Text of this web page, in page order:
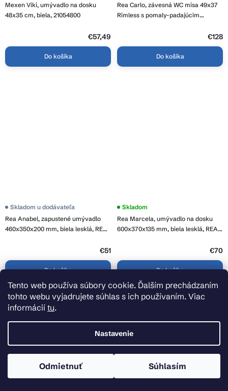
Tento web používa súbory cookie. Ďalším prechádzaním
tohto webu vyjadrujete súhlas s ich používaním. Viac
informácií tu.
Nastavenie
Odmietnuť Súhlasím
Mexen Viki, umývadlo na dosku
48x35 cm, biela, 21054800
produktu
je
€57,49
Do košíka
Rea Carlo, závesná WC misa 49x37
Rimless s pomaly-padajúcim
sedátkom, biela, REA-C2760
produktu
je
€128
Do košíka
Rea Anabel, zapustené umývadlo
460x350x200 mm, biela lesklá, REA-
Skladom u dodávateľa
€51
Do košíka
Rea Marcela, umývadlo na dosku
600x370x135 mm, biela lesklá, REA-
Skladom
€70
Do košíka